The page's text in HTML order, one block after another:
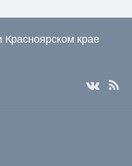
Красноярском крае